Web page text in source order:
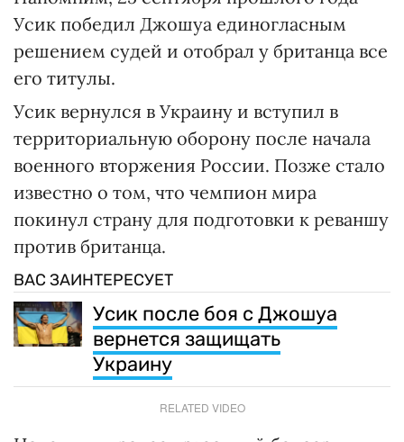
Усик победил Джошуа единогласным
решением судей и отобрал у британца все
его титулы.
Усик вернулся в Украину и вступил в
территориальную оборону после начала
военного вторжения России. Позже стало
известно о том, что чемпион мира
покинул страну для подготовки к реваншу
против британца.
ВАС ЗАИНТЕРЕСУЕТ
Усик после боя с Джошуа
вернется защищать
Украину
RELATED VIDEO